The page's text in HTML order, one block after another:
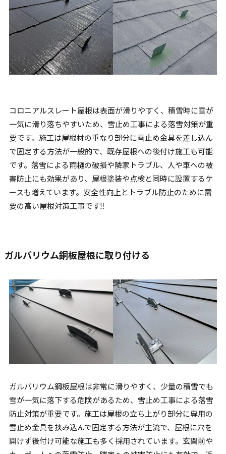
コロニアルスレート屋根は表面が滑りやすく、積雪時に雪が
一気に滑り落ちやすいため、雪止め工事による落雪対策が重
要です。施工は屋根材の重なり部分に雪止め金具を差し込ん
で固定する方法が一般的で、既存屋根への後付け施工も可能
です。落雪による雨樋の破損や隣家トラブル、人や車への被
害防止にも効果があり、屋根塗装や点検と同時に設置するケ
ースも増えています。安全性向上とトラブル防止のために需
要の高い屋根対策工事です‼︎
ガルバリウム銅板屋根に取り付ける
ガルバリウム鋼板屋根は非常に滑りやすく、少量の積雪でも
雪が一気に落下する危険があるため、雪止め工事による落雪
防止対策が重要です。施工は屋根の立ち上がり部分に専用の
雪止め金具を挟み込んで固定する方法が主流で、屋根に穴を
開けず後付け可能な施工も多く採用されています。玄関前や